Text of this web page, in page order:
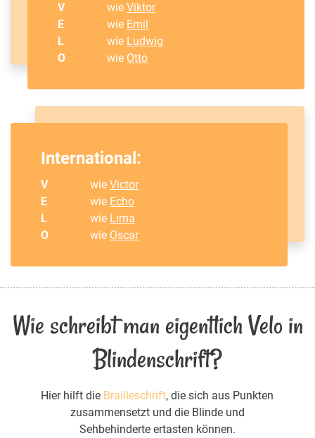
V wieViktor
E
wie Emil
L
wie Ludwig
O
wie Otto
International:
V wieVictor
E
wie Echo
L
wie Lima
O
wie Oscar
Wie schreibt man eigentlich Velo in
Blindenschrift?
Hier hilft die Brailleschrift, die sich aus Punkten
zusammensetzt und die Blinde und
Sehbehinderte ertasten können.